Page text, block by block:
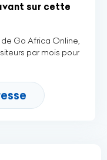
sur cette
Go Africa Online,
par mois pour